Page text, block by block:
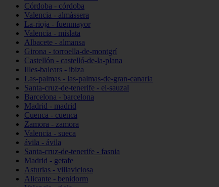
Córdoba - córdoba
Valencia - almàssera
La-rioja - fuenmayor
Valencia - mislata
Albacete - almansa
Girona - torroella-de-montgrí
Castellón - castelló-de-la-plana
Illes-balears - ibiza
Las-palmas - las-palmas-de-gran-canaria
Santa-cruz-de-tenerife - el-sauzal
Barcelona - barcelona
Madrid - madrid
Cuenca - cuenca
Zamora - zamora
Valencia - sueca
ávila - ávila
Santa-cruz-de-tenerife - fasnia
Madrid - getafe
Asturias - villaviciosa
Alicante - benidorm